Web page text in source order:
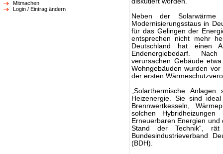
Mitmachen
Login / Eintrag ändern
Neben der
Modernisierungsstaus in
für das Gelingen der
entsprechen nicht mehr
Deutschland hat einen
Endenergiebedarf.
verursachen Gebäude
Wohngebäuden wurden
der ersten
„Solarthermische
Heizenergie. Sie sind
Brennwertkesseln,
solchen
Erneuerbaren Energien
Stand der Technik“, rät
Bundesindustrieverband
(BDH).